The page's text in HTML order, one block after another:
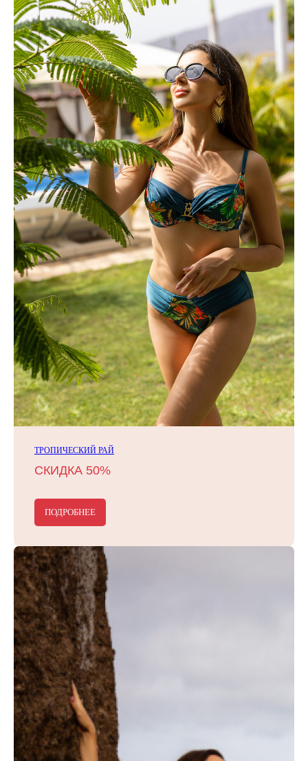
ТРОПИЧЕСКИЙ РАЙ
СКИДКА 50%
ПОДРОБНЕЕ